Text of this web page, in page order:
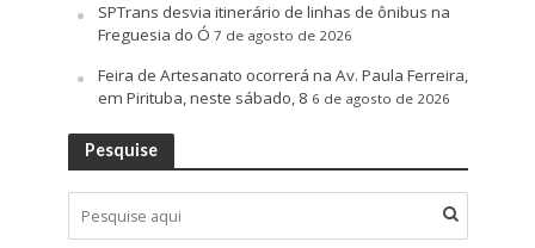
SPTrans desvia itinerário de linhas de ônibus na
Freguesia do Ó 7 de agosto de 2026
Feira de Artesanato ocorrerá na Av. Paula Ferreira,
em Pirituba, neste sábado, 8 6 de agosto de 2026
Pesquise